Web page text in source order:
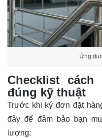
Ứng
Checklist
đúng kỹ thuật
Trước khi ký đơn đặt
đây để đảm bảo bạn
lượng: